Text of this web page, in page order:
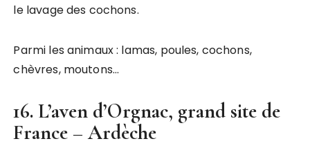
le lavage des cochons.
Parmi les animaux : lamas, poules, cochons,
chèvres, moutons…
16. L’aven d’Orgnac, grand site de
France – Ardèche